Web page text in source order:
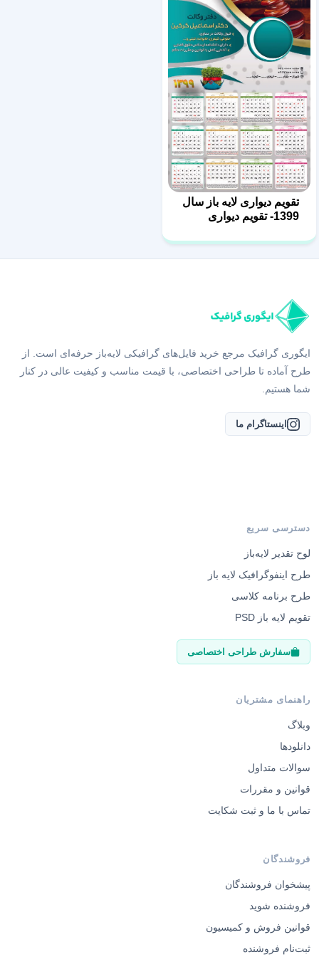
تقویم دیواری لایه باز سال
1399- تقویم دیواری
ایگوری گرافیک مرجع خرید فایل‌های گرافیکی لایه‌باز حرفه‌ای است. از
طرح آماده تا طراحی اختصاصی، با قیمت مناسب و کیفیت عالی در کنار
شما هستیم.
اینستاگرام ما
دسترسی سریع
لوح تقدیر لایه‌باز
طرح اینفوگرافیک لایه باز
طرح برنامه کلاسی
تقویم لایه باز PSD
سفارش طراحی اختصاصی
راهنمای مشتریان
وبلاگ
دانلودها
سوالات متداول
قوانین و مقررات
تماس با ما و ثبت شکایت
فروشندگان
پیشخوان فروشندگان
فروشنده شوید
قوانین فروش و کمیسیون
ثبت‌نام فروشنده